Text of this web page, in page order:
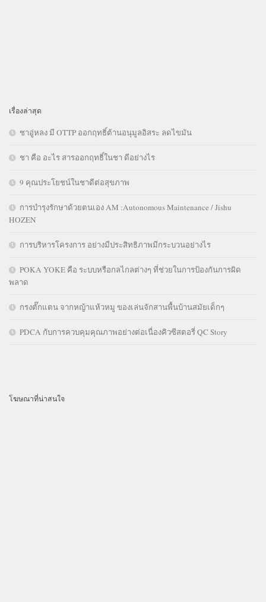
เรื่องล่าสุด
ชาอู่หลง มี OTTP ออกฤทธิ์ต้านอนุมูลอิสระ ลดไขมัน
ชา คือ อะไร สารออกฤทธิ์ในชา ดีอย่างไร
9 คุณประโยชน์ในชาดีต่อสุขภาพ
การบำรุงรักษาด้วยตนเอง AM :Autonomous Maintenance / Jishu
HOZEN
การบริหารโครงการ อย่างมีประสิทธิภาพมีกระบวนอย่างไร
POKA YOKE คือ ระบบหรือกลไกลต่างๆ ที่ช่วยในการป้องกันการผิด
พลาด
กรงตั๊กแตน จากหญ้าแห้วหมู ของเล่นจักสานพื้นบ้านสมัยเด็กๆ
PDCA กับการควบคุมคุณภาพอย่างต่อเนื่องคิวซีสตอรี่ QC Story
โฆษณาที่น่าสนใจ